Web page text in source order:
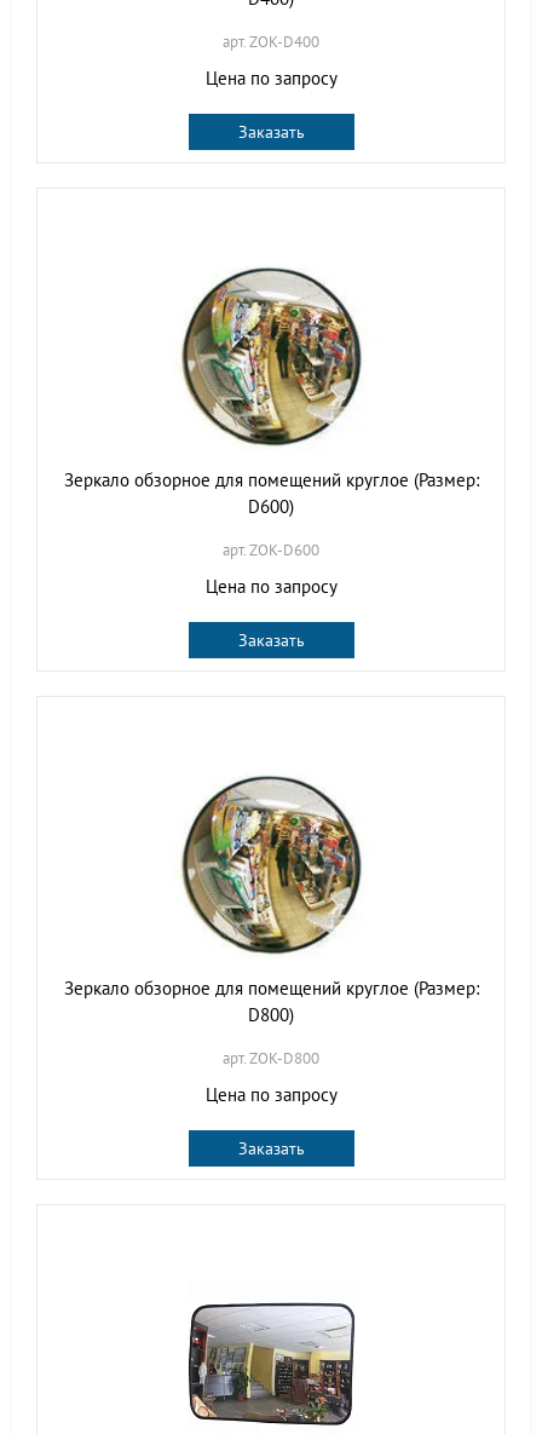
арт. ZOK-D400
Цена по запросу
Заказать
Зеркало обзорное для помещений круглое (Размер:
D600)
арт. ZOK-D600
Цена по запросу
Заказать
Зеркало обзорное для помещений круглое (Размер:
D800)
арт. ZOK-D800
Цена по запросу
Заказать